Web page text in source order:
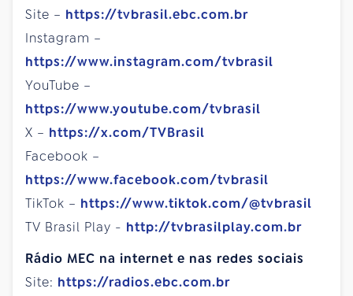
Site – https://tvbrasil.ebc.com.br
Instagram –
https://www.instagram.com/tvbrasil
YouTube –
https://www.youtube.com/tvbrasil
X – https://x.com/TVBrasil
Facebook –
https://www.facebook.com/tvbrasil
TikTok – https://www.tiktok.com/@tvbrasil
TV Brasil Play - http://tvbrasilplay.com.br
Rádio MEC na internet e nas redes sociais
Site: https://radios.ebc.com.br